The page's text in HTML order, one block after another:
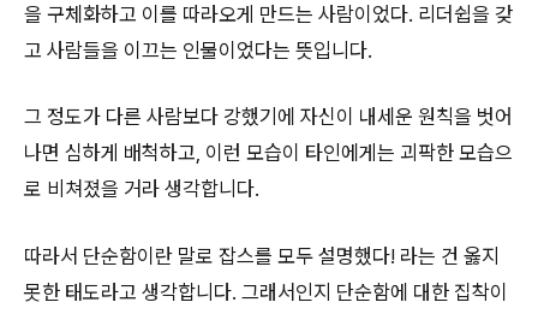
을 구체화하고 이를 따라오게 만드는 사람이었다. 리더쉽을 갖
고 사람들을 이끄는 인물이었다는 뜻입니다.
그 정도가 다른 사람보다 강했기에 자신이 내세운 원칙을 벗어
나면 심하게 배척하고, 이런 모습이 타인에게는 괴팍한 모습으
로 비쳐졌을 거라 생각합니다.
따라서 단순함이란 말로 잡스를 모두 설명했다! 라는 건 옳지
못한 태도라고 생각합니다. 그래서인지 단순함에 대한 집착이